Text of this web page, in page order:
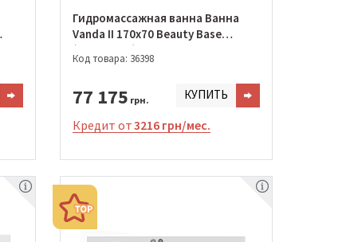
Гидромассажная ванна Ванна
Vanda II 170x70 Beauty Base
(GMSR1433)
Код товара: 36398
77 175 грн. КУПИТЬ
Кредит от3216 грн/мес.